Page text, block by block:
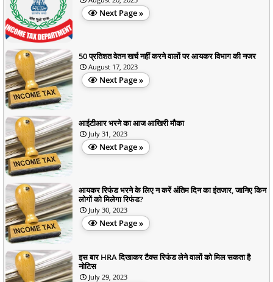
Next Page »
50 प्रतिशत वेतन खर्च नहीं करने वालों पर आयकर विभाग की नजर
August 17, 2023
Next Page »
आईटीआर भरने का आज आखिरी मौका
July 31, 2023
Next Page »
आयकर रिफंड भरने के लिए न करें अंतिम दिन का इंतजार, जानिए किन
लोगों को मिलेगा रिफंड?
July 30, 2023
Next Page »
इस बार HRA दिखाकर टैक्स रिफंड लेने वालों को मिल सकता है
नोटिस
July 29, 2023